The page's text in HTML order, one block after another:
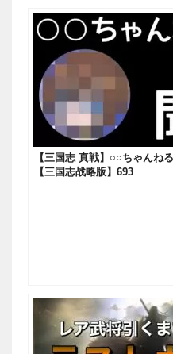
【三国志 真戦】○○ちゃんね
【三国志战略版】693